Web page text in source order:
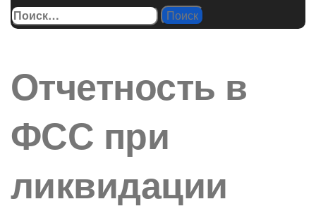
Найти:
Отчетность в
ФСС при
ликвидации